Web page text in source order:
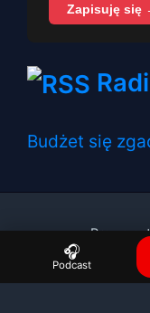
Zapisuję się
Budżet się
Prawa
🎧
Podcast